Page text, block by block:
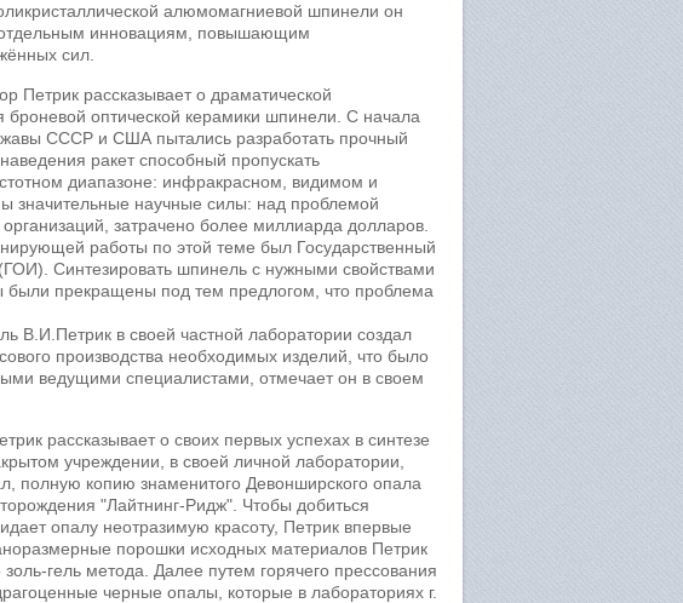
алюмомагниевой шпинели он
инновациям, повышающим
сил.
Петрик рассказывает о драматической
броневой оптической керамики шпинели. С начала
СССР и США пытались разработать прочный
ракет способный пропускать
диапазоне: инфракрасном, видимом и
значительные научные силы: над проблемой
затрачено более миллиарда долларов.
работы по этой теме был Государственный
Синтезировать шпинель с нужными свойствами
были прекращены под тем предлогом, что проблема
В.И.Петрик в своей частной лаборатории создал
производства необходимых изделий, что было
ведущими специалистами, отмечает он в своем
рассказывает о своих первых успехах в синтезе
учреждении, в своей личной лаборатории,
полную копию знаменитого Девонширского опала
"Лайтнинг-Ридж". Чтобы добиться
опалу неотразимую красоту, Петрик впервые
порошки исходных материалов Петрик
гель метода. Далее путем горячего прессования
черные опалы, которые в лабораториях г.